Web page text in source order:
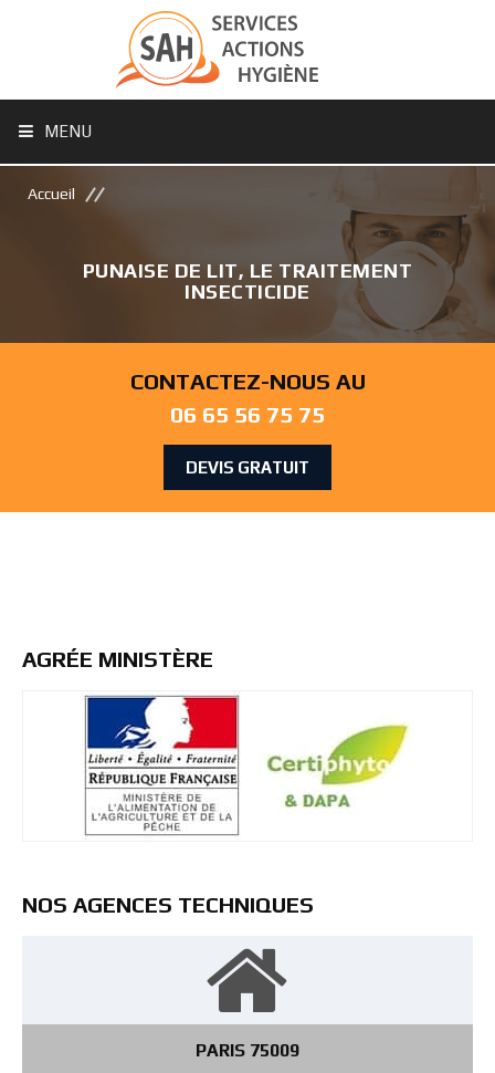
MENU
Accueil
PUNAISE DE LIT, LE TRAITEMENT
INSECTICIDE
CONTACTEZ-NOUS AU
06 65 56 75 75
DEVIS GRATUIT
AGRÉE MINISTÈRE
NOS AGENCES TECHNIQUES
PARIS 75009